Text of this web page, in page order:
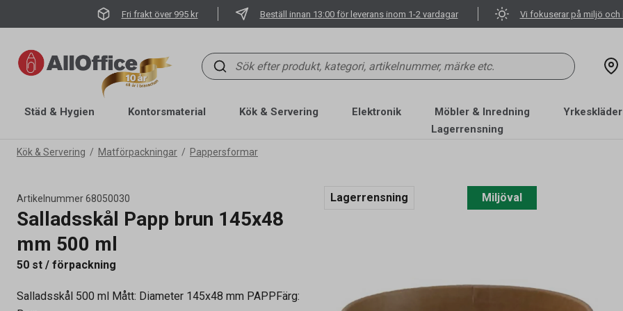
Fri frakt över 995 kr Beställ innan 13:00 för leverans inom 1-2 vardagar Vi fokuserar på miljö och
Städ & Hygien Kontorsmaterial Kök & Servering Elektronik Möbler & Inredning
Lagerrensning
Kök & Servering Matförpackningar Pappersformar
Artikelnummer68050030
Salladsskål Papp brun 145x48
mm 500 ml
50 st / förpackning
Salladsskål 500 ml Mått: Diameter 145x48 mm PAPPFärg:
Lagerrensning Miljöval